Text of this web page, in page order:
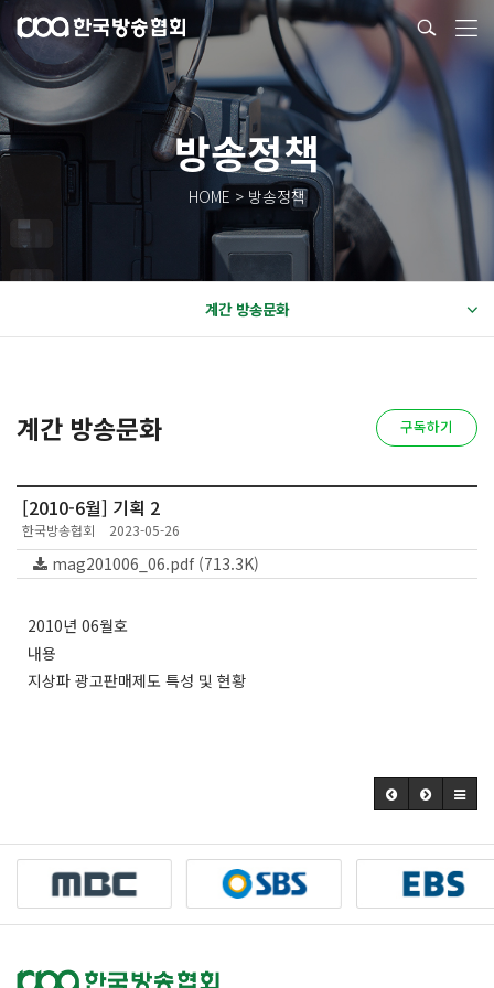
방송정책
HOME > 방송정책
계간 방송문화
계간 방송문화 구독하기
[2010-6월] 기획 2
한국방송협회 2023-05-26
mag201006_06.pdf (713.3K)
2010년 06월호
내용
지상파 광고판매제도 특성 및 현황